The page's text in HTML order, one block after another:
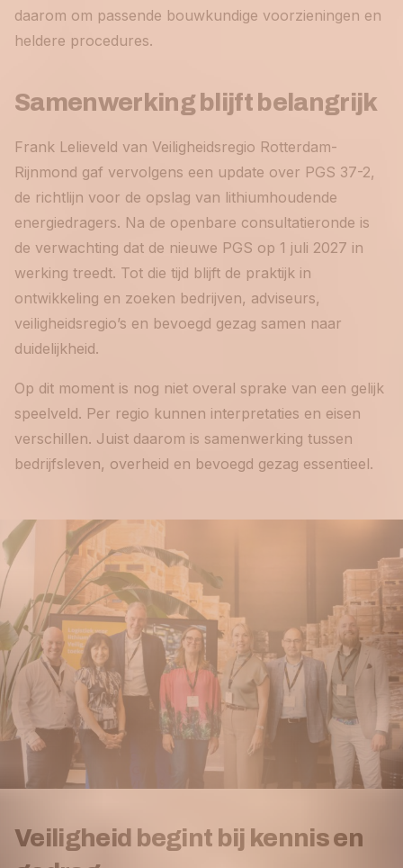
daarom om passende bouwkundige voorzieningen en
heldere procedures.
Samenwerking blijft belangrijk
Frank Lelieveld van Veiligheidsregio Rotterdam-
Rijnmond gaf vervolgens een update over PGS 37-2,
de richtlijn voor de opslag van lithiumhoudende
energiedragers. Na de openbare consultatieronde is
de verwachting dat de nieuwe PGS op 1 juli 2027 in
werking treedt. Tot die tijd blijft de praktijk in
ontwikkeling en zoeken bedrijven, adviseurs,
veiligheidsregio’s en bevoegd gezag samen naar
duidelijkheid.
Op dit moment is nog niet overal sprake van een gelijk
speelveld. Per regio kunnen interpretaties en eisen
verschillen. Juist daarom is samenwerking tussen
bedrijfsleven, overheid en bevoegd gezag essentieel.
Veiligheid begint bij kennis en